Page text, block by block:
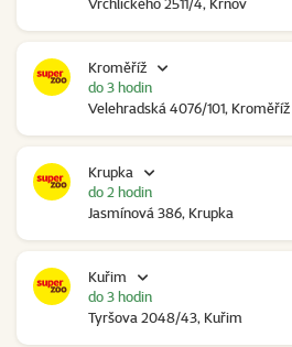
Kroměříž
Velehradská 4076/101, Kroměříž
do 3 hodin
Krupka
Jasmínová 386, Krupka
do 2 hodin
Kuřim
Tyršova 2048/43, Kuřim
do 3 hodin